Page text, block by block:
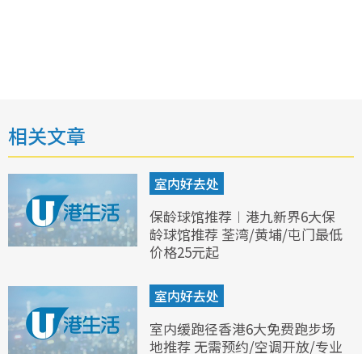
相关文章
室内好去处
保龄球馆推荐︱港九新界6大保
龄球馆推荐 荃湾/黄埔/屯门最低
价格25元起
室内好去处
室内缓跑径香港6大免费跑步场
地推荐 无需预约/空调开放/专业